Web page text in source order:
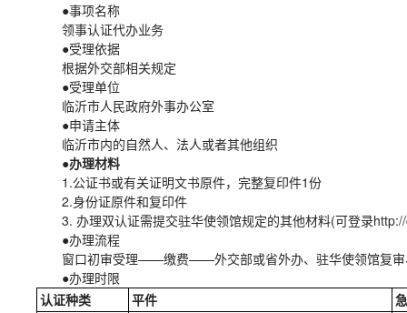
●事项名称
领事认证代办业务
●受理依据
根据外交部相关规定
●受理单位
临沂市人民政府外事办公室
●申请主体
临沂市内的自然人、法人或者其他组织
●办理材料
1.公证书或有关证明文书原件，完整复印件1份
2.身份证原件和复印件
3. 办理双认证需提交驻华使领馆规定的其他材料(可登录
●办理流程
窗口初审受理——缴费——外交部或省外办、驻华使领馆复
●办理时限
认证种类
平件